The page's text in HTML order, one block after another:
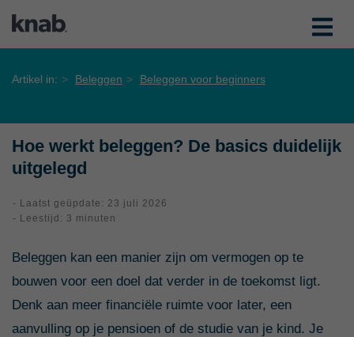
Artikel in: Beleggen Beleggen voor beginners
Hoe werkt beleggen? De basics duidelijk
uitgelegd
- Laatst geüpdate: 23 juli 2026
- Leestijd: 3 minuten
Beleggen kan een manier zijn om vermogen op te
bouwen voor een doel dat verder in de toekomst ligt.
Denk aan meer financiële ruimte voor later, een
aanvulling op je pensioen of de studie van je kind. Je